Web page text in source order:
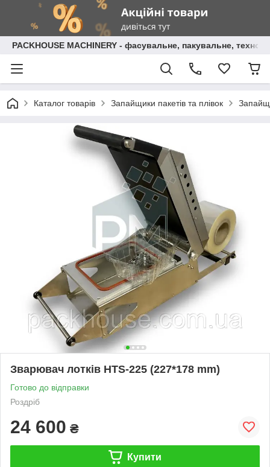
PACKHOUSE MACHINERY - фасувальне, пакувальне,
Каталог товарів Запайщики пакетів та плівок
Зварювач лотків HTS-225 (227*178 mm)
Готово до відправки
Роздріб
24 600 ₴
Купити